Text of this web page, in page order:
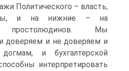
Политического – власть,
и на нижние – на
простолюдинов. Мы
доверяем и не доверяем и
и бухгалтерской
интерпретировать